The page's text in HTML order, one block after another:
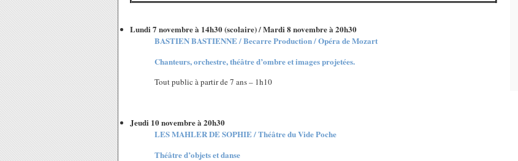
Lundi 7 novembre à 14h30 (scolaire) / Mardi 8 novembre à 20h30
BASTIEN BASTIENNE/ Becarre Production / Opéra de Mozart
Chanteurs, orchestre, théâtre d’ombre et images projetées.
Tout public à partir de 7 ans – 1h10
Jeudi 10 novembre à 20h30
LES MAHLER DE SOPHIE / Théâtre du Vide Poche
Théâtre d’objets et danse